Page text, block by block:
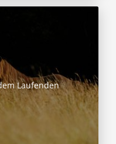
Laufenden